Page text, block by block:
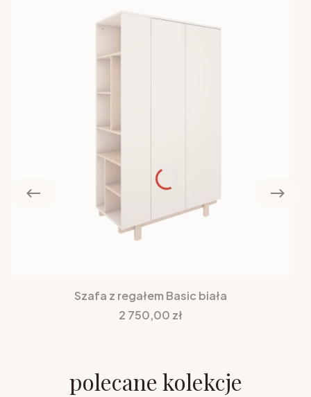
Szafa z regałem Basic biała
Cena
2 750,00 zł
polecane kolekcje